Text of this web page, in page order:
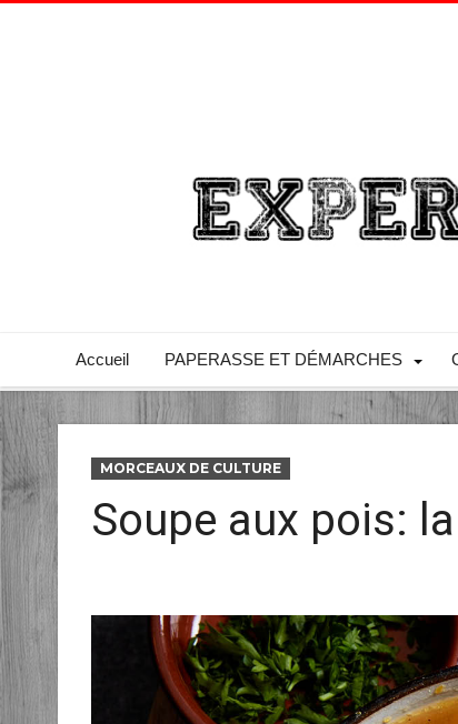
Accueil PAPERASSE ET DÉMARCHES
MORCEAUX DE CULTURE
Soupe aux pois: